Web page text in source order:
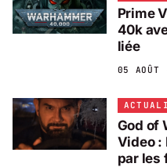
Prime
40k
liée
05 AOÛT
God of
Video :
par les